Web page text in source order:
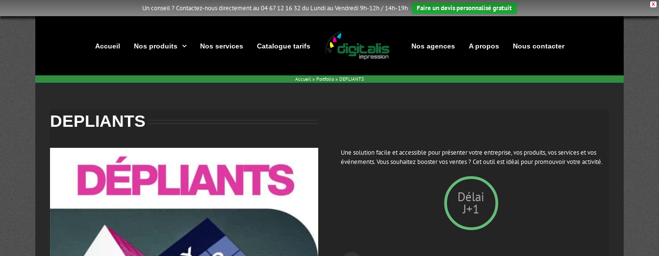
X
Un conseil ? Contactez-nous directement au 04 67 12 16 32 du Lundi au Vendredi 9h-12h / 14h-19h
Faire un devis personnalisé gratuit
Passer
au
contenu
Accueil Nos produits Nos services Catalogue tarifs Nos agences A propos Nous contacter
Accueil » Portfolio » DEPLIANTS
DEPLIANTS
Une solution facile et accessible pour présenter votre entreprise, vos produits, vos services et vos
événements. Vous souhaitez booster vos ventes ? Cet outil est idéal pour promouvoir votre activité.
Délai
J+1